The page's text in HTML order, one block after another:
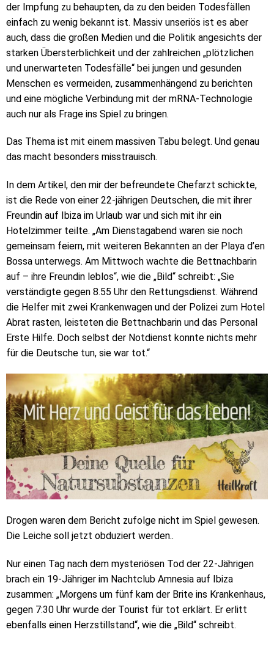
der Impfung zu behaupten, da zu den beiden Todesfällen
einfach zu wenig bekannt ist. Massiv unseriös ist es aber
auch, dass die großen Medien und die Politik angesichts der
starken Übersterblichkeit und der zahlreichen „plötzlichen
und unerwarteten Todesfälle“ bei jungen und gesunden
Menschen es vermeiden, zusammenhängend zu berichten
und eine mögliche Verbindung mit der mRNA-Technologie
auch nur als Frage ins Spiel zu bringen.
Das Thema ist mit einem massiven Tabu belegt. Und genau
das macht besonders misstrauisch.
In dem Artikel, den mir der befreundete Chefarzt schickte,
ist die Rede von einer 22-jährigen Deutschen, die mit ihrer
Freundin auf Ibiza im Urlaub war und sich mit ihr ein
Hotelzimmer teilte. „Am Dienstagabend waren sie noch
gemeinsam feiern, mit weiteren Bekannten an der Playa d’en
Bossa unterwegs. Am Mittwoch wachte die Bettnachbarin
auf – ihre Freundin leblos“, wie die „Bild“ schreibt: „Sie
verständigte gegen 8.55 Uhr den Rettungsdienst. Während
die Helfer mit zwei Krankenwagen und der Polizei zum Hotel
Abrat rasten, leisteten die Bettnachbarin und das Personal
Erste Hilfe. Doch selbst der Notdienst konnte nichts mehr
für die Deutsche tun, sie war tot.“
Drogen waren dem Bericht zufolge nicht im Spiel gewesen.
Die Leiche soll jetzt obduziert werden..
Nur einen Tag nach dem mysteriösen Tod der 22-Jährigen
brach ein 19-Jähriger im Nachtclub Amnesia auf Ibiza
zusammen: „Morgens um fünf kam der Brite ins Krankenhaus,
gegen 7:30 Uhr wurde der Tourist für tot erklärt. Er erlitt
ebenfalls einen Herzstillstand“, wie die „Bild“ schreibt.